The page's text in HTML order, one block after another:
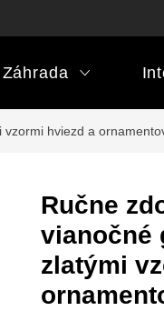
Záhrada
hviezd a
Ručne
vianočné
zlatými